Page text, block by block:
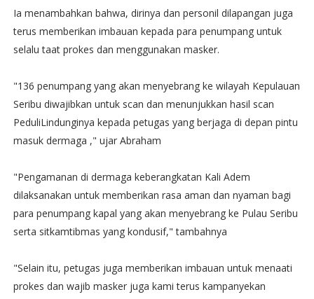
Ia menambahkan bahwa, dirinya dan personil dilapangan juga
terus memberikan imbauan kepada para penumpang untuk
selalu taat prokes dan menggunakan masker.
"136 penumpang yang akan menyebrang ke wilayah Kepulauan
Seribu diwajibkan untuk scan dan menunjukkan hasil scan
PeduliLindunginya kepada petugas yang berjaga di depan pintu
masuk dermaga ," ujar Abraham
"Pengamanan di dermaga keberangkatan Kali Adem
dilaksanakan untuk memberikan rasa aman dan nyaman bagi
para penumpang kapal yang akan menyebrang ke Pulau Seribu
serta sitkamtibmas yang kondusif," tambahnya
"Selain itu, petugas juga memberikan imbauan untuk menaati
prokes dan wajib masker juga kami terus kampanyekan